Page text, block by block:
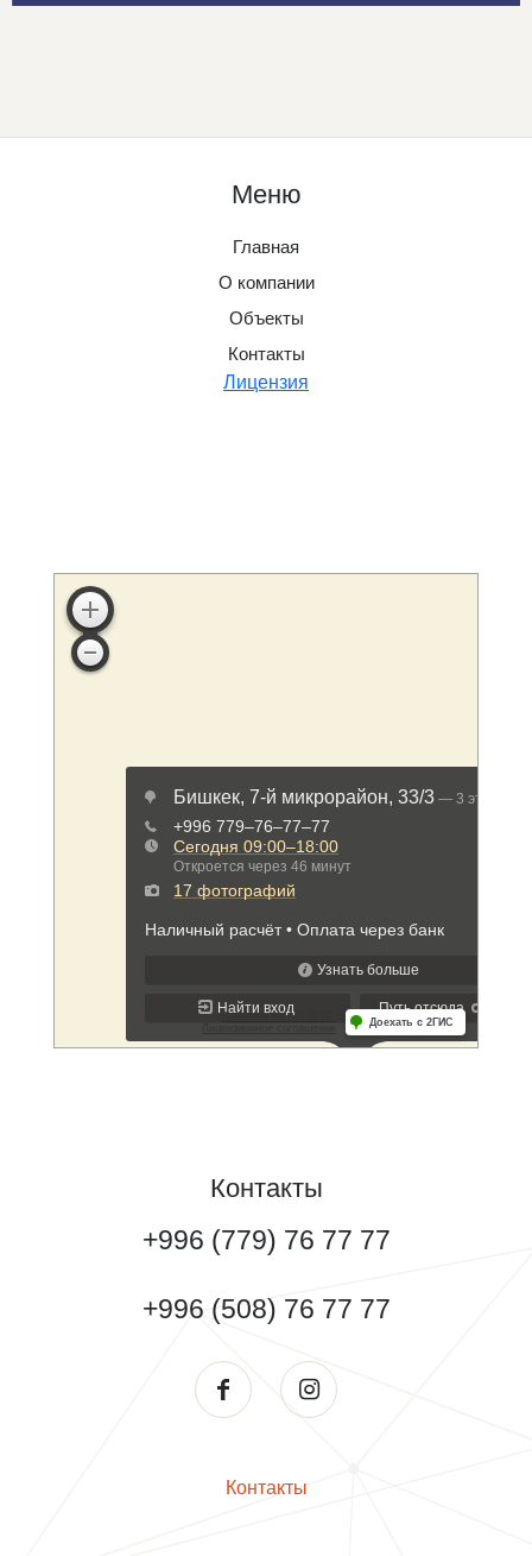
Меню
Главная
О компании
Объекты
Контакты
Лицензия
Контакты
+996 (779) 76 77 77
+996 (508) 76 77 77
Контакты